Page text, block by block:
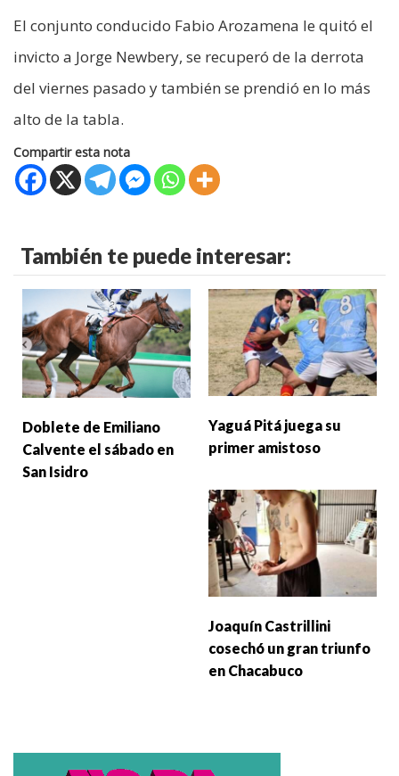
El conjunto conducido Fabio Arozamena le quitó el
invicto a Jorge Newbery, se recuperó de la derrota
del viernes pasado y también se prendió en lo más
alto de la tabla.
Compartir esta nota
También te puede interesar:
Doblete de Emiliano
Calvente el sábado en
San Isidro
Yaguá Pitá juega su
primer amistoso
Joaquín Castrillini
cosechó un gran triunfo
en Chacabuco